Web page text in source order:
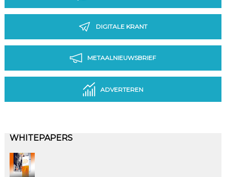
DIGITALE KRANT
METAALNIEUWSBRIEF
ADVERTEREN
WHITEPAPERS